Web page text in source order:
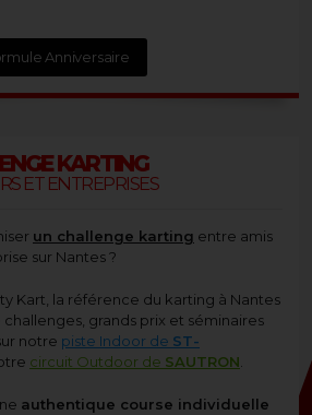
Anniversaire
KARTING
ET ENTREPRISES
un challenge karting entre amis
sur Nantes ?
Kart, la référence du karting à Nantes
grands prix et séminaires
notre piste Indoor de ST-
circuit Outdoor de SAUTRON
authentique course individuelle